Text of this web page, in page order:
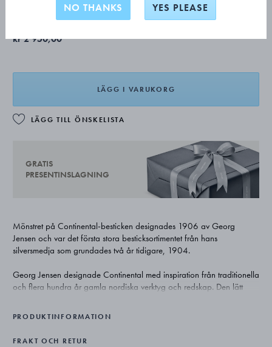
kr 2 950,00
LÄGG I VARUKORG
LÄGG TILL ÖNSKELISTA
GRATIS
PRESENTINSLAGNING
Mönstret på Continental-besticken designades 1906 av Georg
Jensen och var det första stora besticksortimentet från hans
silversmedja som grundades två år tidigare, 1904.
Georg Jensen designade Continental med inspiration från traditionella
och flera hundra år gamla nordiska verktyg och redskap. Den lätt
PRODUKTINFORMATION
FRAKT OCH RETUR
NO THANKS YES PLEASE